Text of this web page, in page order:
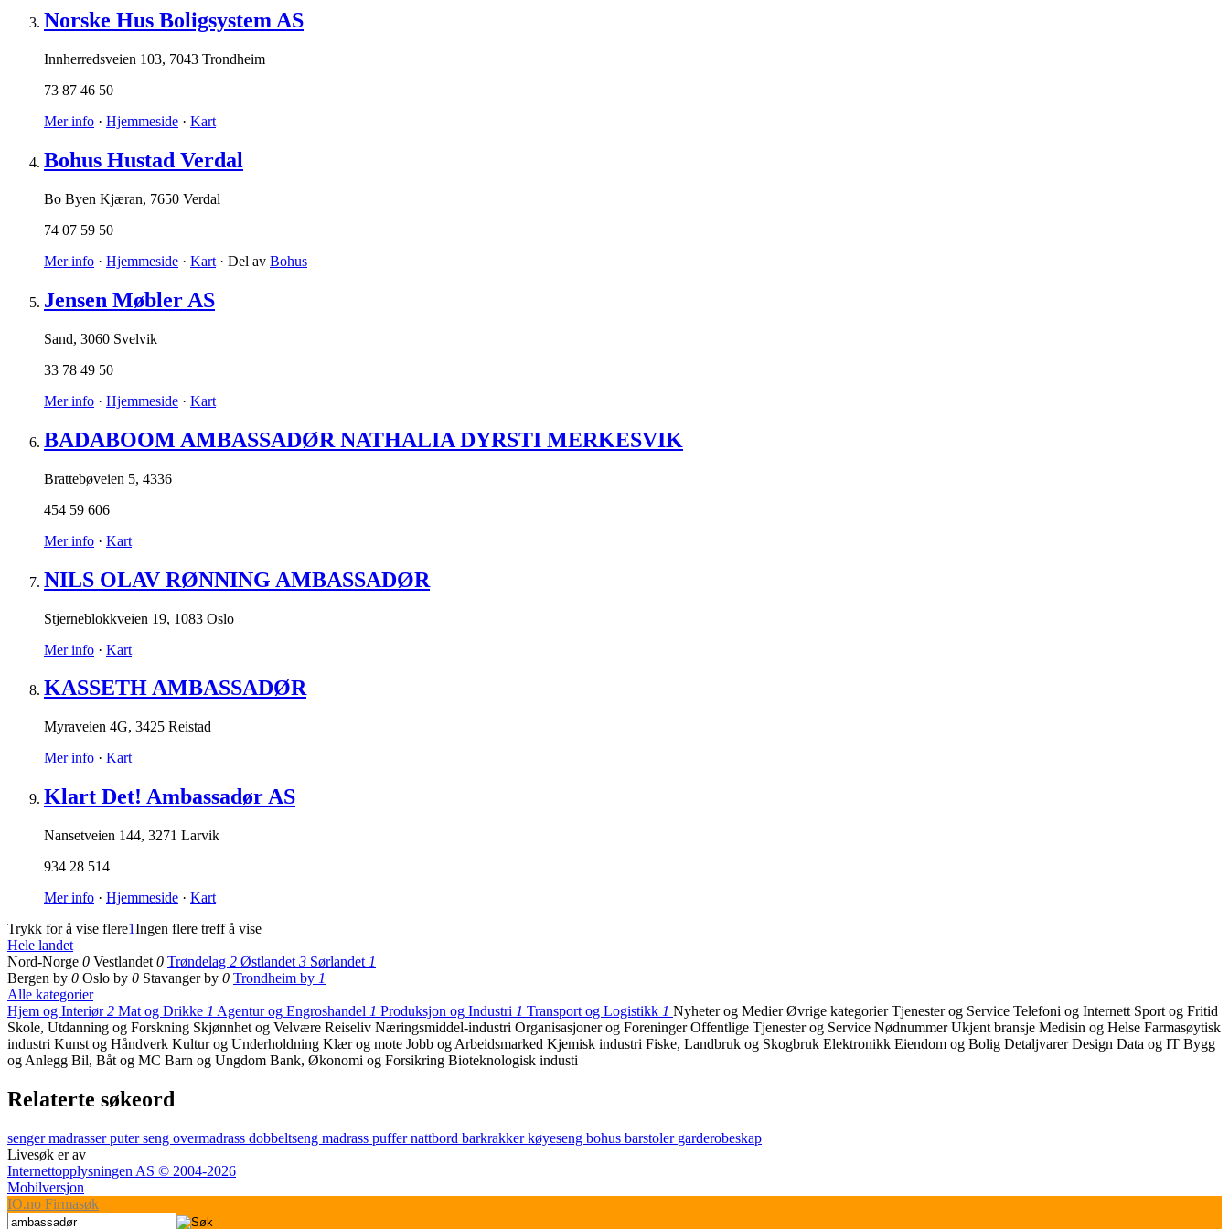
Norske Hus Boligsystem AS
Innherredsveien 103, 7043 Trondheim
73 87 46 50
Mer info · Hjemmeside · Kart
Bohus Hustad Verdal
Bo Byen Kjæran, 7650 Verdal
74 07 59 50
Mer info · Hjemmeside · Kart · Del av Bohus
Jensen Møbler AS
Sand, 3060 Svelvik
33 78 49 50
Mer info · Hjemmeside · Kart
BADABOOM AMBASSADØR NATHALIA DYRSTI MERKESVIK
Brattebøveien 5, 4336
454 59 606
Mer info · Kart
NILS OLAV RØNNING AMBASSADØR
Stjerneblokkveien 19, 1083 Oslo
Mer info · Kart
KASSETH AMBASSADØR
Myraveien 4G, 3425 Reistad
Mer info · Kart
Klart Det! Ambassadør AS
Nansetveien 144, 3271 Larvik
934 28 514
Mer info · Hjemmeside · Kart
Trykk for å vise flere1Ingen flere treff å vise
Hele landet
Nord-Norge 0 Vestlandet 0 Trøndelag 2 Østlandet 3 Sørlandet 1
Bergen by 0 Oslo by 0 Stavanger by 0 Trondheim by 1
Alle kategorier
Hjem og Interiør2 Mat og Drikke 1 Agentur og Engroshandel 1 Produksjon og Industri 1 Transport og Logistikk 1 Nyheter og MedierØvrige kategorierTjenester og Service Telefoni og Internett Sport og Fritid
Skole, Utdanning og Forskning Skjønnhet og Velvære Reiseliv Næringsmiddel-industri Organisasjoner og ForeningerOffentlige Tjenester og Service NødnummerUkjent bransje Medisin og Helse Farmasøytisk
industri Kunst og Håndverk Kultur og Underholdning Klær og mote Jobb og Arbeidsmarked Kjemisk industri Fiske, Landbruk og Skogbruk Elektronikk Eiendom og Bolig DetaljvarerDesign Data og IT Bygg
og Anlegg Bil, Båt og MC Barn og Ungdom Bank, Økonomi og Forsikring Bioteknologisk industi
Relaterte søkeord
sengermadrasserputerseng overmadrass dobbeltseng madrass puffernattbord barkrakkerkøyeseng bohus barstoler garderobeskap
Livesøk er av
Internettopplysningen AS © 2004-2026
Mobilversjon
IO.no Firmasøk